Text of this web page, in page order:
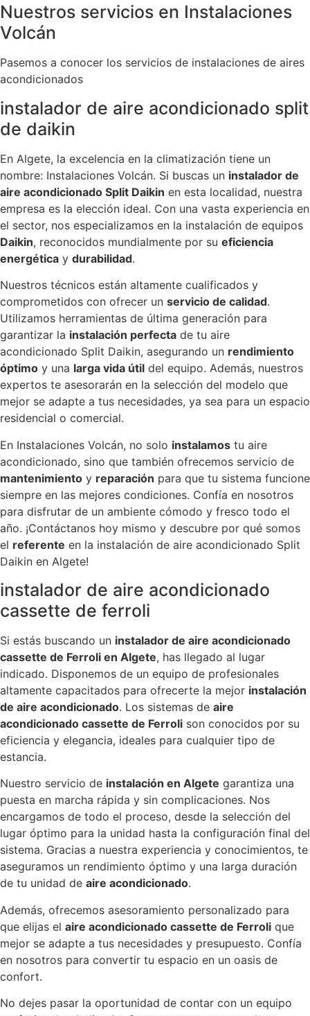
Nuestros servicios en Instalaciones
Volcán
Pasemos a conocer los servicios de instalaciones de aires
acondicionados
instalador de aire acondicionado split
de daikin
En Algete, la excelencia en la climatización tiene un
nombre: Instalaciones Volcán. Si buscas un instalador de
aire acondicionado Split Daikin en esta localidad, nuestra
empresa es la elección ideal. Con una vasta experiencia en
el sector, nos especializamos en la instalación de equipos
Daikin, reconocidos mundialmente por su eficiencia
energética y durabilidad.
Nuestros técnicos están altamente cualificados y
comprometidos con ofrecer un servicio de calidad.
Utilizamos herramientas de última generación para
garantizar la instalación perfecta de tu aire
acondicionado Split Daikin, asegurando un rendimiento
óptimo y una larga vida útil del equipo. Además, nuestros
expertos te asesorarán en la selección del modelo que
mejor se adapte a tus necesidades, ya sea para un espacio
residencial o comercial.
En Instalaciones Volcán, no solo instalamos tu aire
acondicionado, sino que también ofrecemos servicio de
mantenimiento y reparación para que tu sistema funcione
siempre en las mejores condiciones. Confía en nosotros
para disfrutar de un ambiente cómodo y fresco todo el
año. ¡Contáctanos hoy mismo y descubre por qué somos
el referente en la instalación de aire acondicionado Split
Daikin en Algete!
instalador de aire acondicionado
cassette de ferroli
Si estás buscando un instalador de aire acondicionado
cassette de Ferroli en Algete, has llegado al lugar
indicado. Disponemos de un equipo de profesionales
altamente capacitados para ofrecerte la mejor instalación
de aire acondicionado. Los sistemas de aire
acondicionado cassette de Ferroli son conocidos por su
eficiencia y elegancia, ideales para cualquier tipo de
estancia.
Nuestro servicio de instalación en Algete garantiza una
puesta en marcha rápida y sin complicaciones. Nos
encargamos de todo el proceso, desde la selección del
lugar óptimo para la unidad hasta la configuración final del
sistema. Gracias a nuestra experiencia y conocimientos, te
aseguramos un rendimiento óptimo y una larga duración
de tu unidad de aire acondicionado.
Además, ofrecemos asesoramiento personalizado para
que elijas el aire acondicionado cassette de Ferroli que
mejor se adapte a tus necesidades y presupuesto. Confía
en nosotros para convertir tu espacio en un oasis de
confort.
No dejes pasar la oportunidad de contar con un equipo